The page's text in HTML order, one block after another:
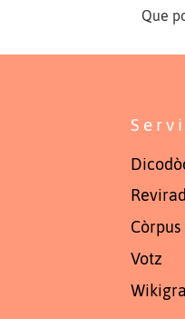
Que
Còrpus
Votz